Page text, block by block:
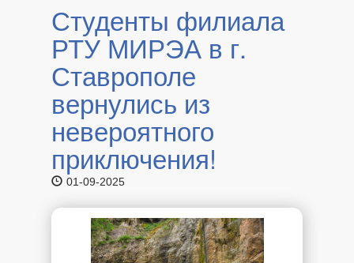
Студенты филиала
РТУ МИРЭА в г.
Ставрополе
вернулись из
невероятного
приключения!
01-09-2025